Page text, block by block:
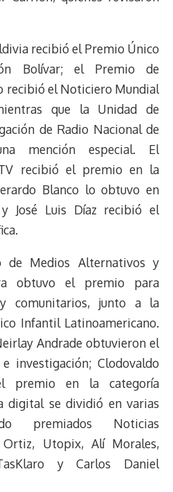
n
m
s
recibió el Premio Único
Bolívar; el Premio de
recibió el Noticiero Mundial
que la Unidad de
de Radio Nacional de
mención especial. El
recibió el premio en la
Blanco lo obtuvo en
José Luis Díaz recibió el
de Medios Alternativos y
obtuvo el premio para
comunitarios, junto a la
Infantil Latinoamericano.
Andrade obtuvieron el
investigación; Clodovaldo
premio en la categoría
digital se dividió en varias
premiados Noticias
Ortiz, Utopix, Alí Morales,
y Carlos Daniel